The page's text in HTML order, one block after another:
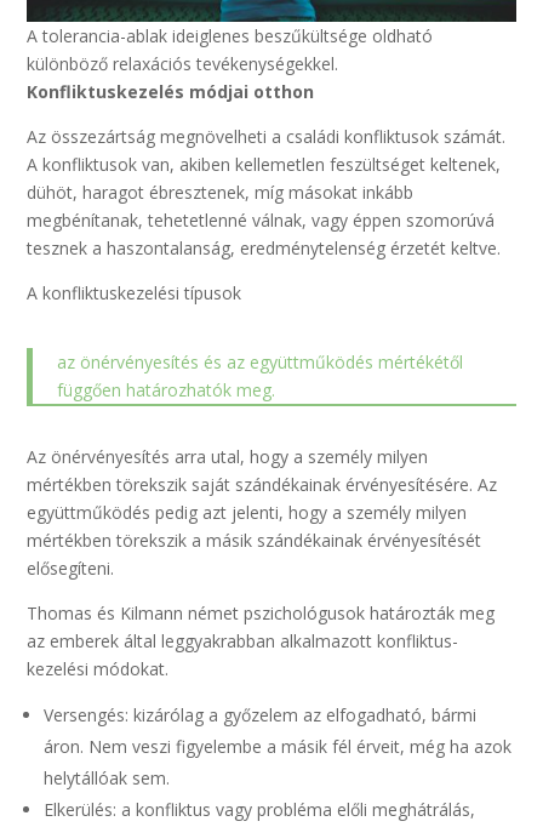
A tolerancia-ablak ideiglenes beszűkültsége oldható
különböző relaxációs tevékenységekkel.
Konfliktuskezelés módjai otthon
Az összezártság megnövelheti a családi konfliktusok számát.
A konfliktusok van, akiben kellemetlen feszültséget keltenek,
dühöt, haragot ébresztenek, míg másokat inkább
megbénítanak, tehetetlenné válnak, vagy éppen szomorúvá
tesznek a haszontalanság, eredménytelenség érzetét keltve.
A konfliktuskezelési típusok
az önérvényesítés és az együttműködés mértékétől
függően határozhatók meg.
Az önérvényesítés arra utal, hogy a személy milyen
mértékben törekszik saját szándékainak érvényesítésére. Az
együttműködés pedig azt jelenti, hogy a személy milyen
mértékben törekszik a másik szándékainak érvényesítését
elősegíteni.
Thomas és Kilmann német pszichológusok határozták meg
az emberek által leggyakrabban alkalmazott konfliktus-
kezelési módokat.
Versengés: kizárólag a győzelem az elfogadható, bármi
áron. Nem veszi figyelembe a másik fél érveit, még ha azok
helytállóak sem.
Elkerülés: a konfliktus vagy probléma előli meghátrálás,